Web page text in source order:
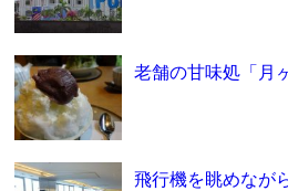
老舗の甘味処「月
飛行機を眺めなが